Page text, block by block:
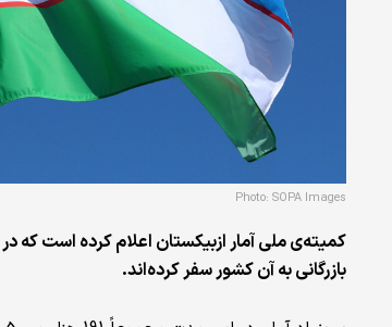
Photo: SOPA Images
بازرگانی به آن کشور سفر کرده‌اند.